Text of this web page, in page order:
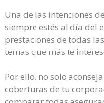
Una de las intenciones
siempre estés al día del
prestaciones de todas
temas que más te
Por ello, no solo
coberturas de tu